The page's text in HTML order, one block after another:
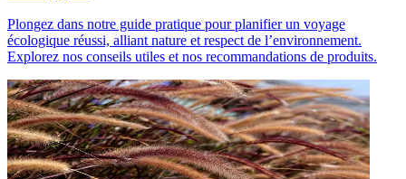
Plongez dans notre guide pratique pour planifier un voyage
écologique réussi, alliant nature et respect de l’environnement.
Explorez nos conseils utiles et nos recommandations de produits.